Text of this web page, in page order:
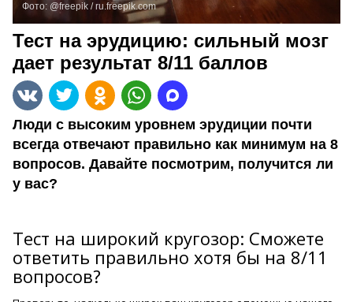
Фото: @freepik /ru.freepik.com
Тест на эрудицию: сильный мозг
дает результат 8/11 баллов
Люди с высоким уровнем эрудиции почти
всегда отвечают правильно как минимум на 8
вопросов. Давайте посмотрим, получится ли
у вас?